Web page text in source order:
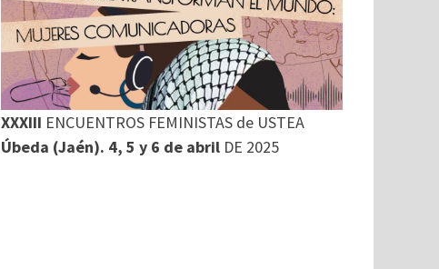
XXXIII ENCUENTROS FEMINISTAS de USTEA
Úbeda (Jaén). 4, 5 y 6 de abrilDE 2025